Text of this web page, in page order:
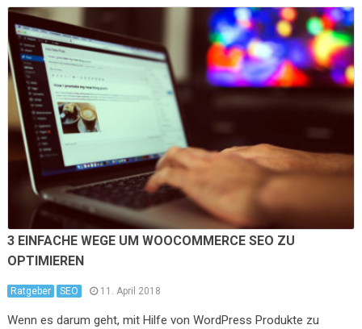
3 EINFACHE WEGE UM WOOCOMMERCE SEO ZU
OPTIMIEREN
Ratgeber SEO 11. April 2018
Wenn es darum geht, mit Hilfe von WordPress Produkte zu